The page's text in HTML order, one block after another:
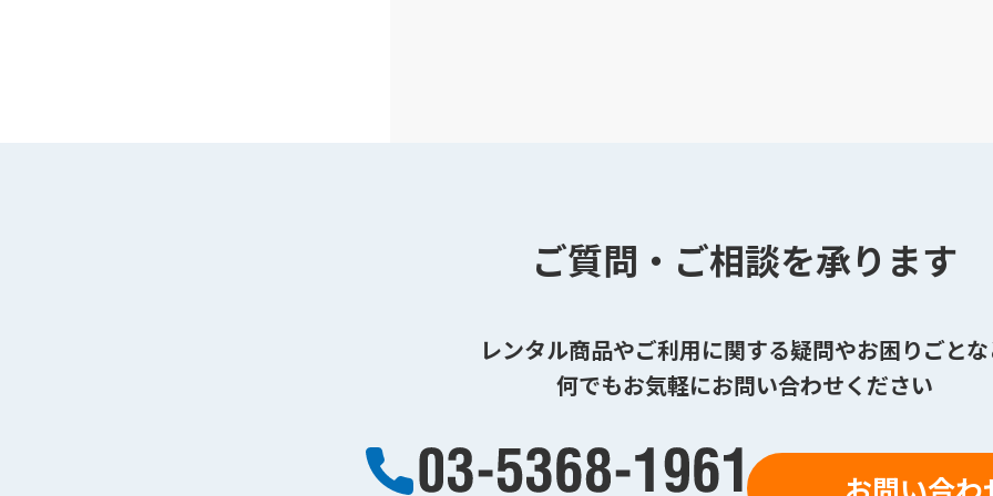
ご質問・ご相談を承ります
レンタル商品やご利用に関する疑問やお困りごと
何でもお気軽にお問い合わせください